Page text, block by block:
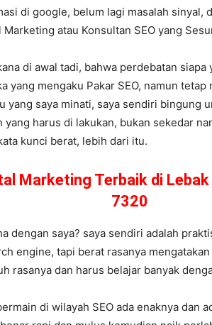
di google, belum lagi masalah sinyal,
atau Konsultan SEO yang
di awal tadi, bahwa perdebatan
yang mengaku Pakar SEO, namun
yang saya minati, saya sendiri bingung
yang harus di lakukan, bukan sekedar
kunci berat, lebih dari itu.
Marketing Terbaik di
7320
dengan saya? saya sendiri adalah
engine, tapi berat rasanya
rasanya dan harus belajar banyak
di wilayah SEO ada enaknya dan